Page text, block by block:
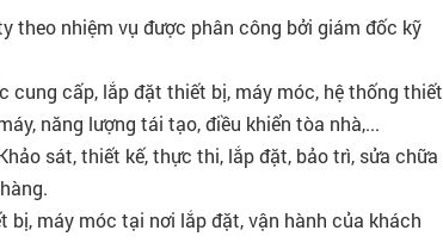
theo nhiệm vụ được phân công bởi giám đốc kỹ
cung cấp, lắp đặt thiết bị, máy móc, hệ thống thiết
năng lượng tái tạo, điều khiển tòa nhà,...
sát, thiết kế, thực thi, lắp đặt, bảo trì, sửa chữa
máy móc tại nơi lắp đặt, vận hành của khách